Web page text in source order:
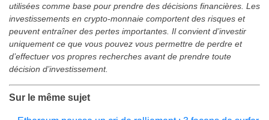
utilisées comme base pour prendre des décisions financières. Les
investissements en crypto-monnaie comportent des risques et
peuvent entraîner des pertes importantes. Il convient d’investir
uniquement ce que vous pouvez vous permettre de perdre et
d’effectuer vos propres recherches avant de prendre toute
décision d’investissement.
Sur le même sujet